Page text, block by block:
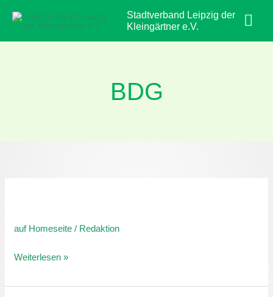
Inhalt
springen
Stadtverband Leipzig der
Kleingärtner e.V.
BDG
auf Homeseite / Redaktion
im
Weiterlesen »